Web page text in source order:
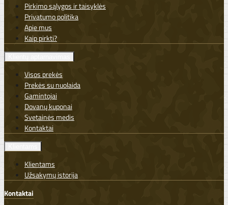
Pirkimo sąlygos ir taisyklės
Privatumo politika
Apie mus
Kaip pirkti?
Visos prekės
Prekės su nuolaida
Gamintojai
Dovanų kuponai
Svetainės medis
Kontaktai
Klientams
Užsakymų istorija
Kontaktai